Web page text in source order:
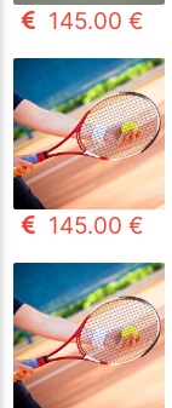
145.00 €
145.00 €